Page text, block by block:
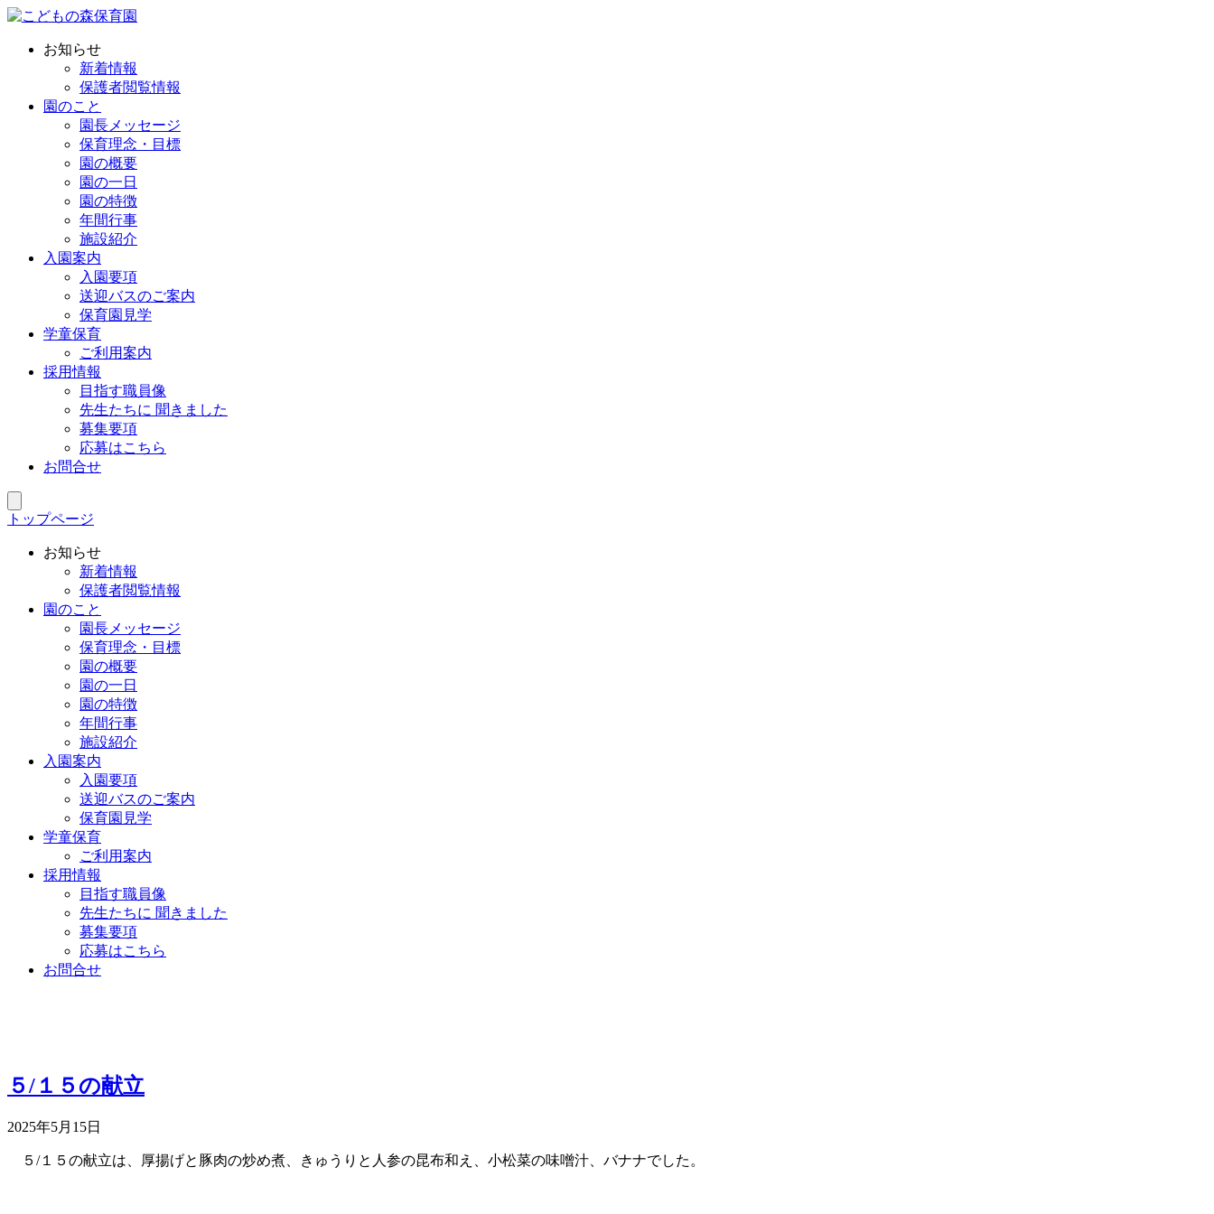
お知らせ
新着情報
保護者閲覧情報
園のこと
園長メッセージ
保育理念・目標
園の概要
園の一日
園の特徴
年間行事
施設紹介
入園案内
入園要項
送迎バスのご案内
保育園見学
学童保育
ご利用案内
採用情報
目指す職員像
先生たちに 聞きました
募集要項
応募はこちら
お問合せ
トップページ
お知らせ
新着情報
保護者閲覧情報
園のこと
園長メッセージ
保育理念・目標
園の概要
園の一日
園の特徴
年間行事
施設紹介
入園案内
入園要項
送迎バスのご案内
保育園見学
学童保育
ご利用案内
採用情報
目指す職員像
先生たちに 聞きました
募集要項
応募はこちら
お問合せ
５/１５の献立
2025年5月15日
５/１５の献立は、厚揚げと豚肉の炒め煮、きゅうりと人参の昆布和え、小松菜の味噌汁、バナナでした。